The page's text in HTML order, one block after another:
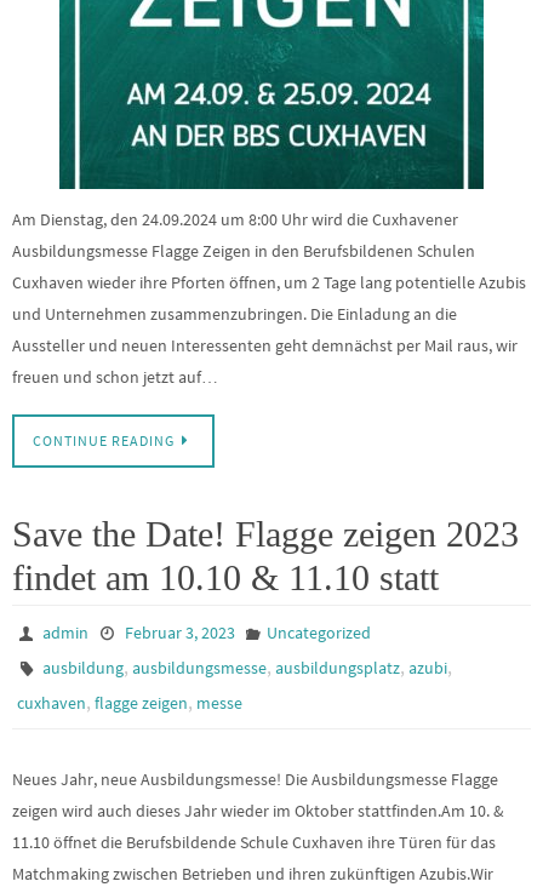
Am Dienstag, den 24.09.2024 um 8:00 Uhr wird die Cuxhavener
Ausbildungsmesse Flagge Zeigen in den Berufsbildenen Schulen
Cuxhaven wieder ihre Pforten öffnen, um 2 Tage lang potentielle Azubis
und Unternehmen zusammenzubringen. Die Einladung an die
Aussteller und neuen Interessenten geht demnächst per Mail raus, wir
freuen und schon jetzt auf…
CONTINUE READING
Save the Date! Flagge zeigen 2023
findet am 10.10 & 11.10 statt
admin Februar 3, 2023
Uncategorized
ausbildung,ausbildungsmesse,ausbildungsplatz,azubi,
cuxhaven, flagge zeigen, messe
Neues Jahr, neue Ausbildungsmesse! Die Ausbildungsmesse Flagge
zeigen wird auch dieses Jahr wieder im Oktober stattfinden.Am 10. &
11.10 öffnet die Berufsbildende Schule Cuxhaven ihre Türen für das
Matchmaking zwischen Betrieben und ihren zukünftigen Azubis.Wir